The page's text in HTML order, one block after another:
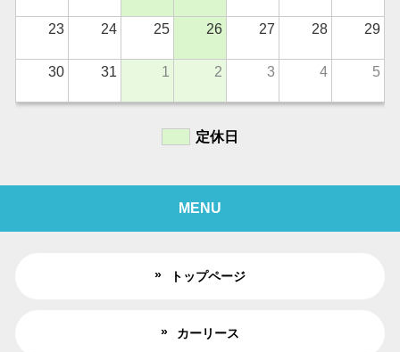
23 24 25 26 27 28 29
30 31 1 2 3 4 5
定休日
MENU
トップページ
カーリース